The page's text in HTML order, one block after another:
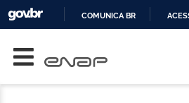
COMUNICA BR